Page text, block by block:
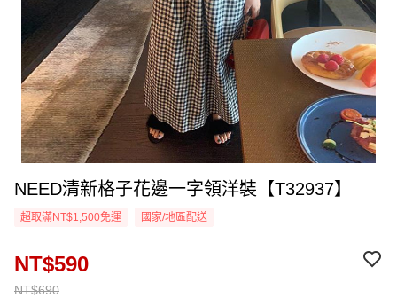
NEED清新格子花邊一字領洋裝【T32937】
超取滿NT$1,500免運 國家/地區配送
NT$690
NT$590